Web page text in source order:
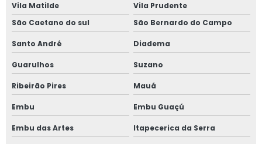
Janela sobreposta de giro em sp
Janela sobreposta preço
Janela vedação acústica
Janela vidro duplo
Janela vidro duplo isolamento acústico
Vila Matilde
Vila Prudente
São Caetano do sul
São Bernardo do Campo
Santo André Diadema
Guarulhos Suzano
Ribeirão Pires Mauá
Embu Embu Guaçú
Embu das Artes Itapecerica da Serra